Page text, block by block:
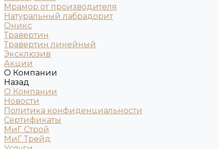
Мрамор от производителя
Натуральный лабрадорит
Оникс
Травертин
Травертин линейный
Эксклюзив
Акции
О Компании
Назад
О Компании
Новости
Политика конфиденциальности
Сертификаты
МиГ Строй
МиГ Трейд